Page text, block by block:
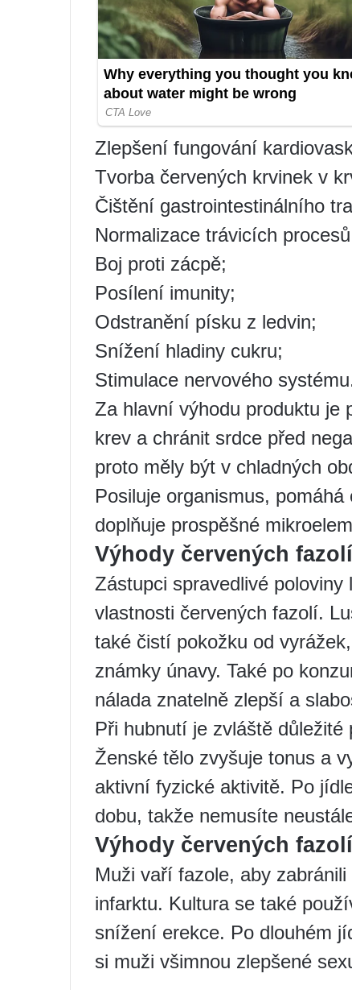
Zlepšení fungování
Tvorba červených krvinek v
Čištění gastrointestinálního
Normalizace trávicích
Boj proti zácpě;
Posílení imunity;
Odstranění písku z ledvin;
Snížení hladiny cukru;
Stimulace nervového
Za hlavní výhodu produktu je
krev a chránit srdce před
proto měly být v chladných
Posiluje organismus,
doplňuje prospěšné
Výhody červených
Zástupci spravedlivé
vlastnosti červených fazolí.
také čistí pokožku od
známky únavy. Také po
nálada znatelně zlepší a
Při hubnutí je zvláště
Ženské tělo zvyšuje tonus a
aktivní fyzické aktivitě. Po
dobu, takže nemusíte
Výhody červených
Muži vaří fazole, aby
infarktu. Kultura se také
snížení erekce. Po dlouhém
si muži všimnou zlepšené